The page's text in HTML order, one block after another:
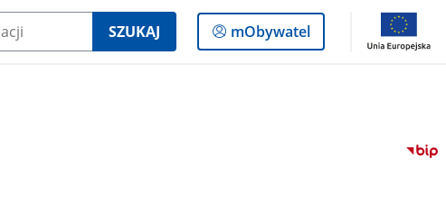
SZUKAJ
Logowanie
do
mObywatel